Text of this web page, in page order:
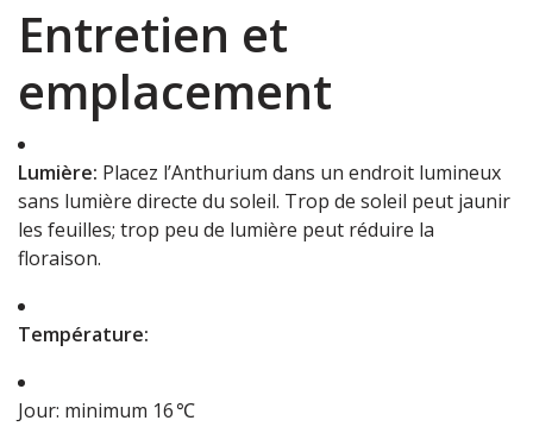
Entretien et
emplacement
Lumière: Placez l’Anthurium dans un endroit lumineux
sans lumière directe du soleil. Trop de soleil peut jaunir
les feuilles; trop peu de lumière peut réduire la
floraison.
Température:
Jour: minimum 16 ℃